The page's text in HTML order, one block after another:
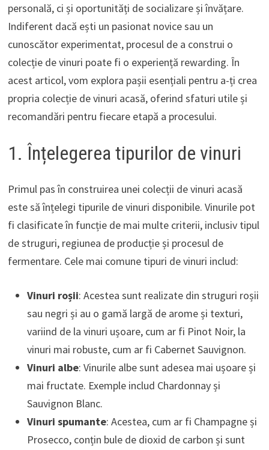
personală, ci și oportunități de socializare și învățare.
Indiferent dacă ești un pasionat novice sau un
cunoscător experimentat, procesul de a construi o
colecție de vinuri poate fi o experiență rewarding. În
acest articol, vom explora pașii esențiali pentru a-ți crea
propria colecție de vinuri acasă, oferind sfaturi utile și
recomandări pentru fiecare etapă a procesului.
1. Înțelegerea tipurilor de vinuri
Primul pas în construirea unei colecții de vinuri acasă
este să înțelegi tipurile de vinuri disponibile. Vinurile pot
fi clasificate în funcție de mai multe criterii, inclusiv tipul
de struguri, regiunea de producție și procesul de
fermentare. Cele mai comune tipuri de vinuri includ:
Vinuri roșii: Acestea sunt realizate din struguri roșii
sau negri și au o gamă largă de arome și texturi,
variind de la vinuri ușoare, cum ar fi Pinot Noir, la
vinuri mai robuste, cum ar fi Cabernet Sauvignon.
Vinuri albe: Vinurile albe sunt adesea mai ușoare și
mai fructate. Exemple includ Chardonnay și
Sauvignon Blanc.
Vinuri spumante: Acestea, cum ar fi Champagne și
Prosecco, conțin bule de dioxid de carbon și sunt